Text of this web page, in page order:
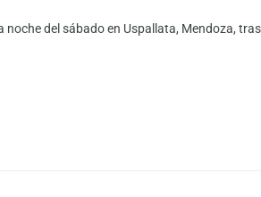
del sábado en Uspallata, Mendoza,